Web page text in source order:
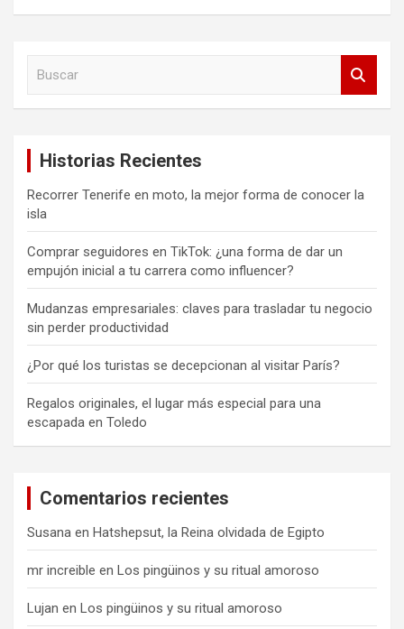
Historias Recientes
Recorrer Tenerife en moto, la mejor forma de conocer la
isla
Comprar seguidores en TikTok: ¿una forma de dar un
empujón inicial a tu carrera como influencer?
Mudanzas empresariales: claves para trasladar tu negocio
sin perder productividad
¿Por qué los turistas se decepcionan al visitar París?
Regalos originales, el lugar más especial para una
escapada en Toledo
Comentarios recientes
Susana en Hatshepsut, la Reina olvidada de Egipto
mr increible en Los pingüinos y su ritual amoroso
Lujan en Los pingüinos y su ritual amoroso